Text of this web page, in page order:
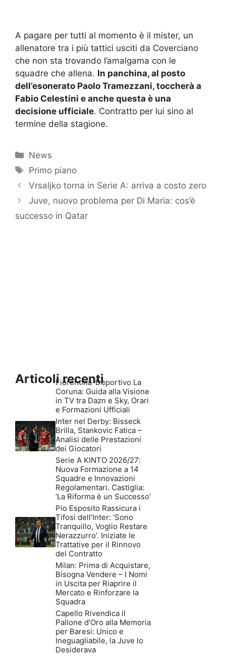
A pagare per tutti al momento è il mister, un
allenatore tra i più tattici usciti da Coverciano
che non sta trovando l’amalgama con le
squadre che allena. In panchina, al posto
dell’esonerato Paolo Tramezzani, toccherà a
Fabio Celestini e anche questa è una
decisione ufficiale. Contratto per lui sino al
termine della stagione.
Categorie
News
Tag
Primo piano
Vrsaljko torna in Serie A: arriva a costo zero
Juve, nuovo problema per Di Maria: cos’è
successo in Qatar
Articoli recenti
Fiorentina-Deportivo La
Coruna: Guida alla Visione
in TV tra Dazn e Sky, Orari
e Formazioni Ufficiali
Inter nel Derby: Bisseck
Brilla, Stankovic Fatica –
Analisi delle Prestazioni
dei Giocatori
Serie A KINTO 2026/27:
Nuova Formazione a 14
Squadre e Innovazioni
Regolamentari. Castiglia:
‘La Riforma è un Successo’
Pio Esposito Rassicura i
Tifosi dell’Inter: ‘Sono
Tranquillo, Voglio Restare
Nerazzurro’. Iniziate le
Trattative per il Rinnovo
del Contratto
Milan: Prima di Acquistare,
Bisogna Vendere – I Nomi
in Uscita per Riaprire il
Mercato e Rinforzare la
Squadra
Capello Rivendica il
Pallone d’Oro alla Memoria
per Baresi: Unico e
Ineguagliabile, la Juve lo
Desiderava